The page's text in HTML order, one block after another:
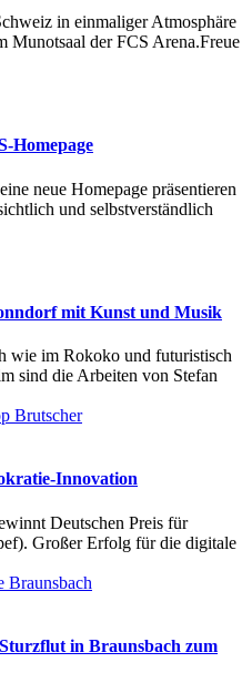
in einmaliger Atmosphäre
der FCS Arena.Freue
Homepage
neue Homepage präsentieren
und selbstverständlich
mit Kunst und Musik
wie im Rokoko und futuristisch
sind die Arbeiten von Stefan
Innovation
Deutschen Preis für
Großer Erfolg für die digitale
in Braunsbach zum